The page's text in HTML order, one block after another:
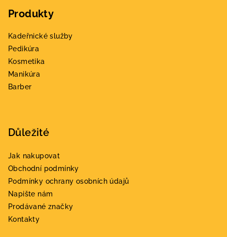
Produkty
Kadeřnické služby
Pedikúra
Kosmetika
Manikúra
Barber
Důležité
Jak nakupovat
Obchodní podmínky
Podmínky ochrany osobních údajů
Napište nám
Prodávané značky
Kontakty